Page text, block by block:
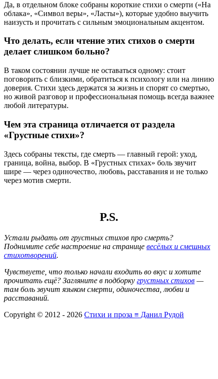
Да, в отдельном блоке собраны короткие стихи о смерти («На
облака», «Символ веры», «Ласты»), которые удобно выучить
наизусть и прочитать с сильным эмоциональным акцентом.
Что делать, если чтение этих стихов о смерти
делает слишком больно?
В таком состоянии лучше не оставаться одному: стоит
поговорить с близкими, обратиться к психологу или на линию
доверия. Стихи здесь держатся за жизнь и спорят со смертью,
но живой разговор и профессиональная помощь всегда важнее
любой литературы.
Чем эта страница отличается от раздела
«Грустные стихи»?
Здесь собраны тексты, где смерть — главный герой: уход,
граница, война, выбор. В «Грустных стихах» боль звучит
шире — через одиночество, любовь, расставания и не только
через мотив смерти.
P.S.
Устали рыдать от грустных стихов про смерть?
Поднимите себе настроение на странице весёлых и смешных
стихотворений.
Чувствуете, что только начали входить во вкус и хотите
прочитать ещё? Загляните в подборку грустных стихов —
там боль звучит языком смерти, одиночества, любви и
расставаний.
Copyright © 2012 - 2026 Cтихи и проза ≡ Данил Рудой